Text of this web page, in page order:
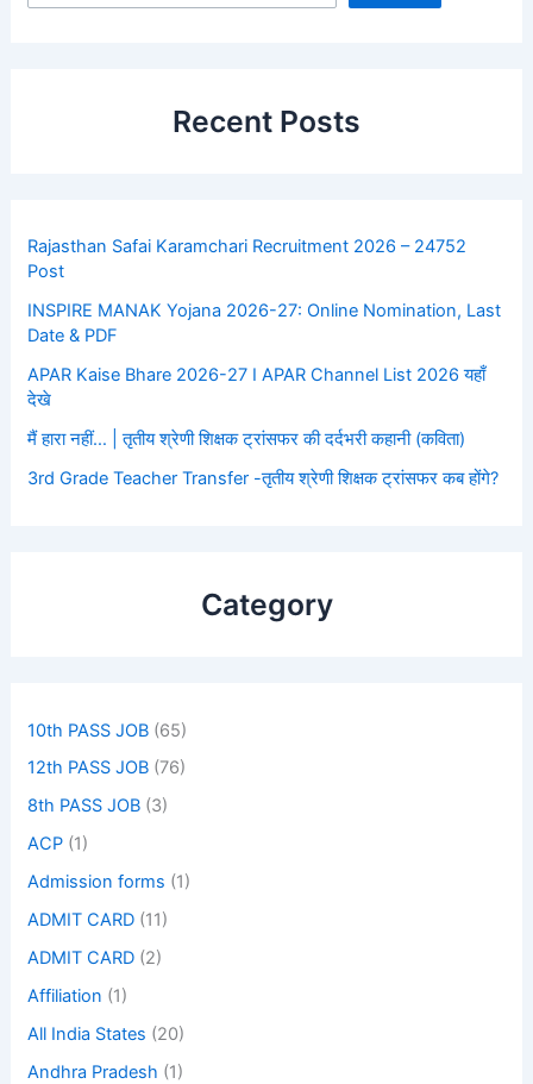
Recent Posts
Rajasthan Safai Karamchari Recruitment 2026 – 24752
Post
INSPIRE MANAK Yojana 2026-27: Online Nomination, Last
Date & PDF
APAR Kaise Bhare 2026-27 I APAR Channel List 2026 यहाँ
देखे
मैं हारा नहीं… | तृतीय श्रेणी शिक्षक ट्रांसफर की दर्दभरी कहानी (कविता)
3rd Grade Teacher Transfer -तृतीय श्रेणी शिक्षक ट्रांसफर कब होंगे?
Category
10th PASS JOB (65)
12th PASS JOB (76)
8th PASS JOB (3)
ACP (1)
Admission forms (1)
ADMIT CARD (11)
ADMIT CARD (2)
Affiliation (1)
All India States (20)
Andhra Pradesh (1)